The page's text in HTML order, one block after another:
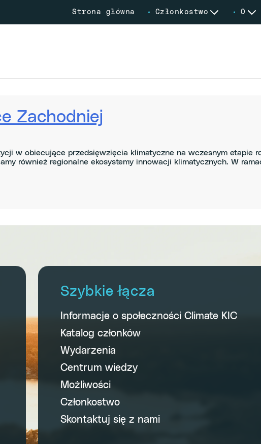
Strona główna Członkostwo O
Zachodniej
w obiecujące przedsięwzięcia klimatyczne na wczesnym etapie
również regionalne ekosystemy innowacji klimatycznych. W
Szybkie łącza
Informacje o społeczności Climate KIC
Katalog członków
Wydarzenia
Centrum wiedzy
Możliwości
Członkostwo
Skontaktuj się z nami